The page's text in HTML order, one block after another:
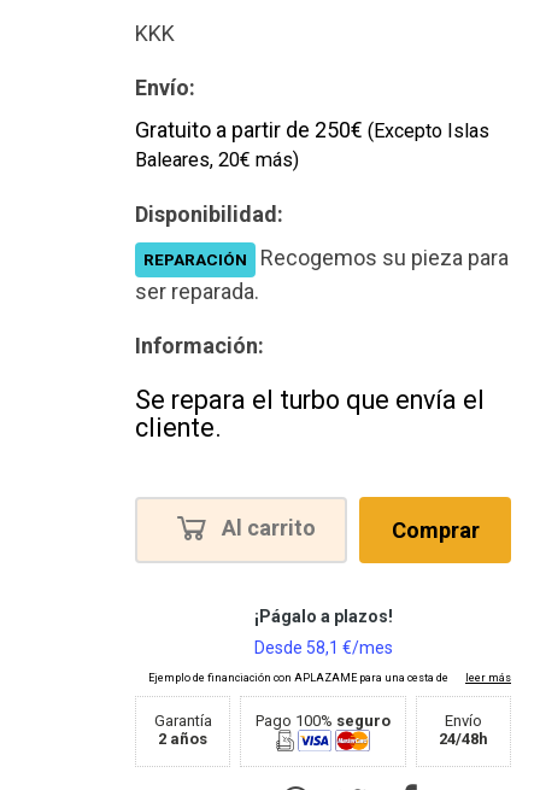
KKK
Envío:
Gratuito a partir de 250€ (Excepto Islas
Baleares, 20€ más)
Disponibilidad:
REPARACIÓN
Recogemos su pieza para
ser reparada.
Información:
Se repara el turbo que envía el
cliente.
Al carrito Comprar
Garantía
2 años
Pago 100% seguro
Envío
24/48h